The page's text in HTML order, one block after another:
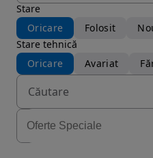
Stare
Oricare
Folosit
Stare tehnică
Oricare
Avariat